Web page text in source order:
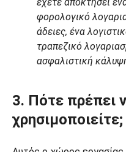
έχετε αποκτήσει
φορολογικό
άδειες, ένα
τραπεζικό
ασφαλιστική
3. Πότε πρέπει
χρησιμοποιείτε;